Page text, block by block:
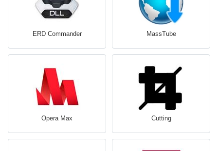
ERD Commander MassTube
Opera Max Cutting